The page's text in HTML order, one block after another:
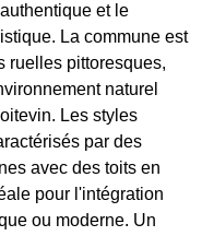
et le
La commune est
ruelles pittoresques,
naturel
Les styles
par des
avec des toits en
pour l'intégration
ou moderne. Un